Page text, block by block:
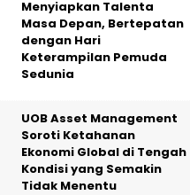
Menyiapkan Talenta
Masa Depan, Bertepatan
dengan Hari
Keterampilan Pemuda
Sedunia
UOB Asset Management
Soroti Ketahanan
Ekonomi Global di Tengah
Kondisi yang Semakin
Tidak Menentu